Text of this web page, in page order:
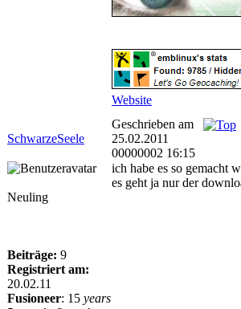
Website
SchwarzeSeele
Geschrieben am
25.02.2011
00000002 16:15
Neuling
Beiträge: 9
Registriert am:
20.02.11
Fusioneer: 15 years
ich habe es so gemacht
es geht ja nur der